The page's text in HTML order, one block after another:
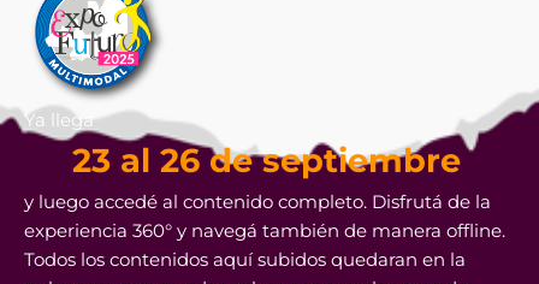
Ya llega
23 al 26 de septiembre
y luego accedé al contenido completo. Disfrutá de la
experiencia 360° y navegá también de manera offline.
Todos los contenidos aquí subidos quedaran en la